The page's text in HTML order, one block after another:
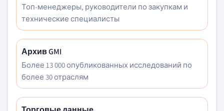
Топ-менеджеры, руководители по закупкам и
технические специалисты
Архив GMI
Более 13 000 опубликованных исследований по
более 30 отраслям